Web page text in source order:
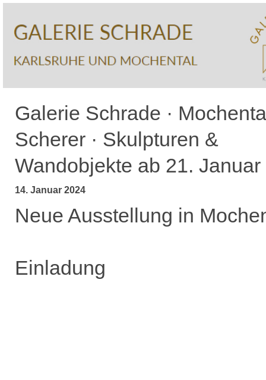
Galerie Schrade ·
Scherer · Skulpturen &
Wandobjekte ab 21. Januar
14. Januar 2024
Neue Ausstellung in
Einladung